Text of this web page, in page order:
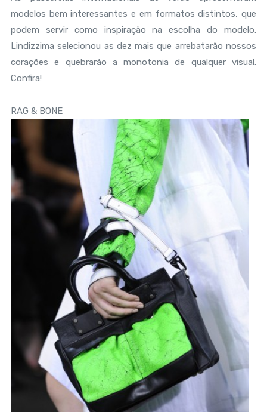
modelos bem interessantes e em formatos distintos, que
podem servir como inspiração na escolha do modelo.
Lindizzima selecionou as dez mais que arrebatarão nossos
corações e quebrarão a monotonia de qualquer visual.
Confira!
RAG & BONE